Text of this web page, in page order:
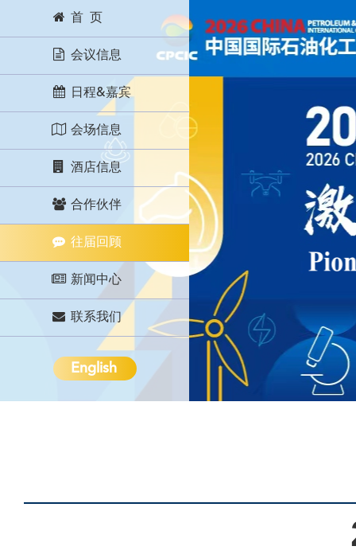
首 页
会议信息
日程&嘉宾
会场信息
酒店信息
合作伙伴
往届回顾
新闻中心
联系我们
English